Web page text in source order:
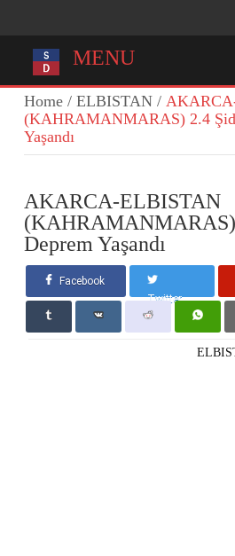
MENU
Home /ELBISTAN /
(KAHRAMANMARAS) 2.4
Yaşandı
AKARCA-ELBISTAN
(KAHRAMANMARAS)
Deprem Yaşandı
Facebook
Twitter